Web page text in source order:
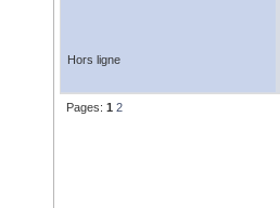
Hors ligne
Pages: 1 2